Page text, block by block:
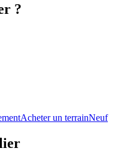
?
Acheter un terrainNeuf